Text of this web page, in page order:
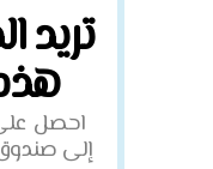
تريد
احصل
إلى صندوق